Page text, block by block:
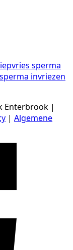
sperma
invriezen
Enterbrook |
| Algemene